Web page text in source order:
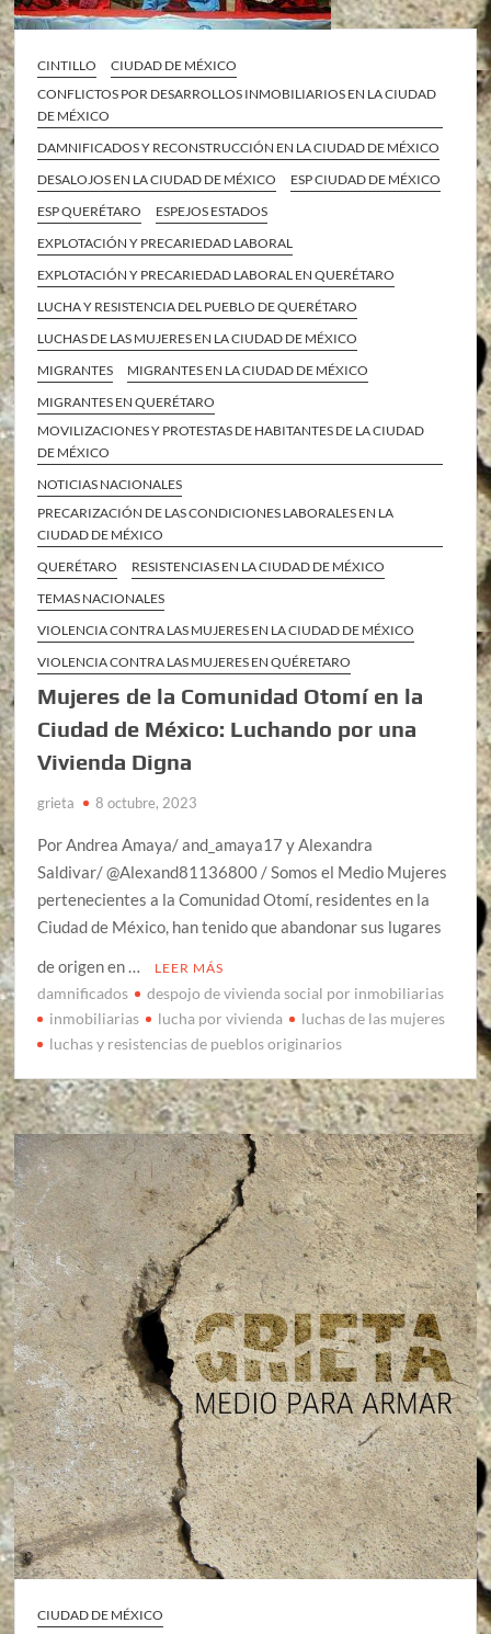
CINTILLO
CIUDAD DE MÉXICO
CONFLICTOS POR DESARROLLOS INMOBILIARIOS EN LA CIUDAD
DE MÉXICO
DAMNIFICADOS Y RECONSTRUCCIÓN EN LA CIUDAD DE MÉXICO
DESALOJOS EN LA CIUDAD DE MÉXICO
ESP CIUDAD DE MÉXICO
ESP QUERÉTARO
ESPEJOS ESTADOS
EXPLOTACIÓN Y PRECARIEDAD LABORAL
EXPLOTACIÓN Y PRECARIEDAD LABORAL EN QUERÉTARO
LUCHA Y RESISTENCIA DEL PUEBLO DE QUERÉTARO
LUCHAS DE LAS MUJERES EN LA CIUDAD DE MÉXICO
MIGRANTES
MIGRANTES EN LA CIUDAD DE MÉXICO
MIGRANTES EN QUERÉTARO
MOVILIZACIONES Y PROTESTAS DE HABITANTES DE LA CIUDAD
DE MÉXICO
NOTICIAS NACIONALES
PRECARIZACIÓN DE LAS CONDICIONES LABORALES EN LA
CIUDAD DE MÉXICO
QUERÉTARO
RESISTENCIAS EN LA CIUDAD DE MÉXICO
TEMAS NACIONALES
VIOLENCIA CONTRA LAS MUJERES EN LA CIUDAD DE MÉXICO
VIOLENCIA CONTRA LAS MUJERES EN QUÉRETARO
Mujeres de la Comunidad Otomí en la
Ciudad de México: Luchando por una
Vivienda Digna
grieta 8 octubre, 2023
Por Andrea Amaya/ and_amaya17 y Alexandra
Saldivar/ @Alexand81136800 / Somos el Medio Mujeres
pertenecientes a la Comunidad Otomí, residentes en la
Ciudad de México, han tenido que abandonar sus lugares
de origen en …
LEER MÁS
damnificados
despojo de vivienda social por inmobiliarias
inmobiliarias
lucha por vivienda
luchas de las mujeres
luchas y resistencias de pueblos originarios
CIUDAD DE MÉXICO